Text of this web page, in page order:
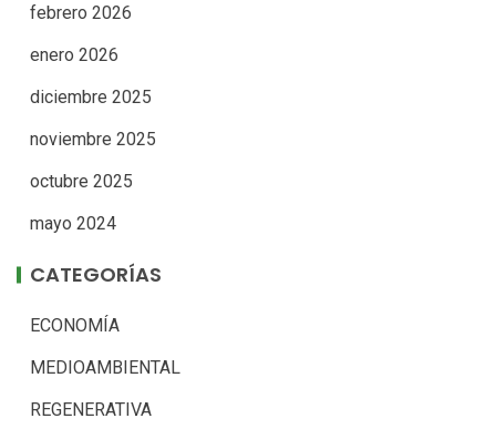
febrero 2026
enero 2026
diciembre 2025
noviembre 2025
octubre 2025
mayo 2024
CATEGORÍAS
ECONOMÍA
MEDIOAMBIENTAL
REGENERATIVA